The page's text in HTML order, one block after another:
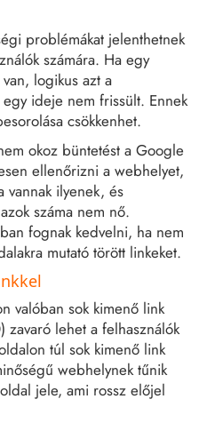
problémákat jelenthetnek
számára. Ha egy
logikus azt a
ideje nem frissült. Ennek
csökkenhet.
okoz büntetést a Google
ellenőrizni a webhelyet,
vannak ilyenek, és
száma nem nő.
fognak kedvelni, ha nem
mutató törött linkeket.
valóban sok kimenő link
zavaró lehet a felhasználók
túl sok kimenő link
webhelynek tűnik
jele, ami rossz előjel